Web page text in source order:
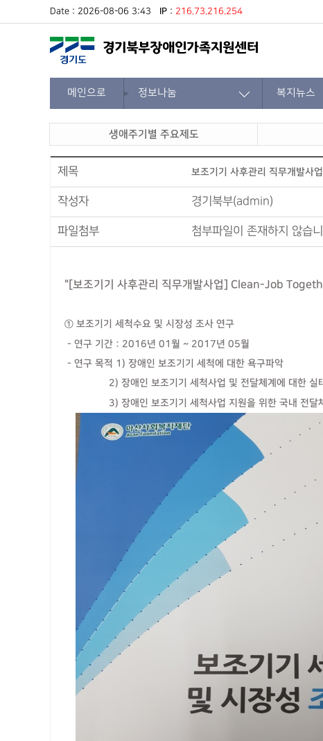
Date : 2026-08-06 3:43 IP : 216.73.216.254
메인으로 정보나눔 복지뉴스
생애주기별 주요제도
제목 보조기기 사후관리 직무개발사
작성자 경기북부(admin)
파일첨부 첨부파일이 존재하지 않습
"[보조기기 사후관리 직무개발사업] Clean-Job
① 보조기기 세척수요 및 시장성 조사 연구
- 연구 기간 : 2016년 01월 ~ 2017년 05월
- 연구 목적 1) 장애인 보조기기 세척에 대한 욕구파악
2) 장애인 보조기기 세척사업 및 전달체계에 대한 실
3) 장애인 보조기기 세척사업 지원을 위한 국내 전달체